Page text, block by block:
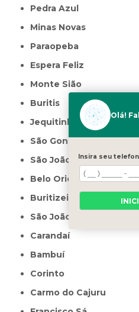
Pedra Azul
Minas Novas
Paraopeba
Espera Feliz
Monte Sião
Buritis
Jequitinhonha
São Gonçalo do
São João da Ponte
Belo Oriente
Buritizeiro
São João do Paraíso
Carandaí
Bambuí
Corinto
Carmo do Cajuru
Olá!
Insira seu